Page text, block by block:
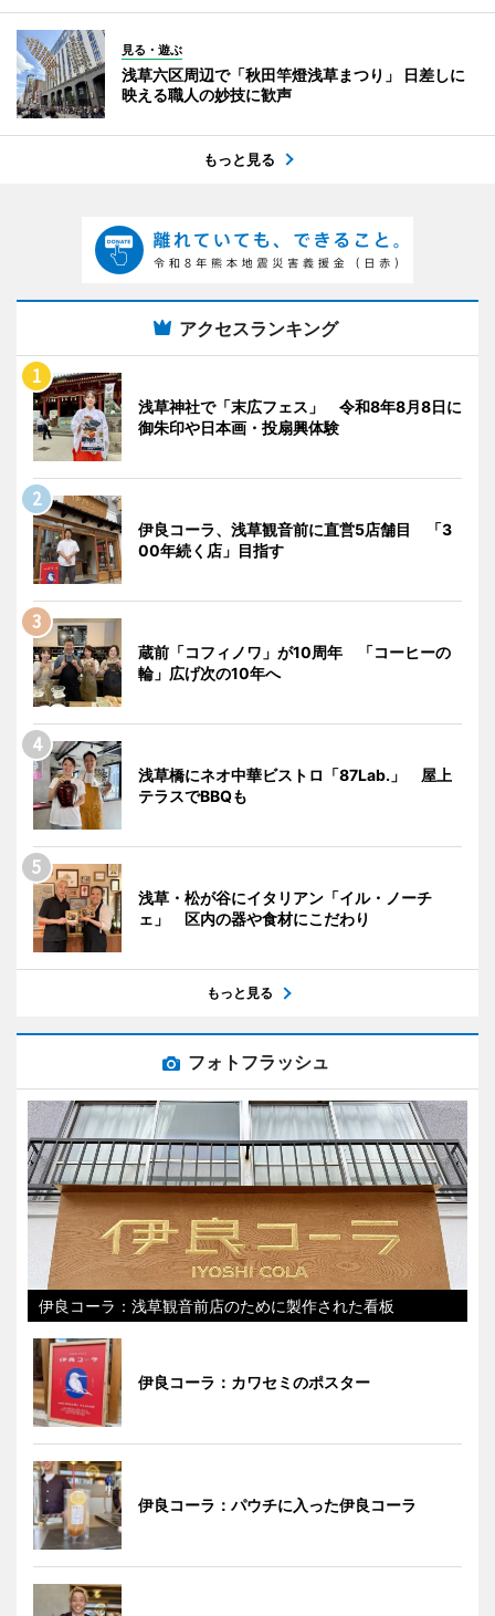
見る・遊ぶ
浅草六区周辺で「秋田竿燈浅草まつり」 日差しに
映える職人の妙技に歓声
もっと見る
アクセスランキング
浅草神社で「末広フェス」 令和8年8月8日に
御朱印や日本画・投扇興体験
伊良コーラ、浅草観音前に直営5店舗目 「3
00年続く店」目指す
蔵前「コフィノワ」が10周年 「コーヒーの
輪」広げ次の10年へ
浅草橋にネオ中華ビストロ「87Lab.」 屋上
テラスでBBQも
浅草・松が谷にイタリアン「イル・ノーチ
ェ」 区内の器や食材にこだわり
もっと見る
フォトフラッシュ
伊良コーラ：浅草観音前店のために製作された看板
伊良コーラ：カワセミのポスター
伊良コーラ：パウチに入った伊良コーラ